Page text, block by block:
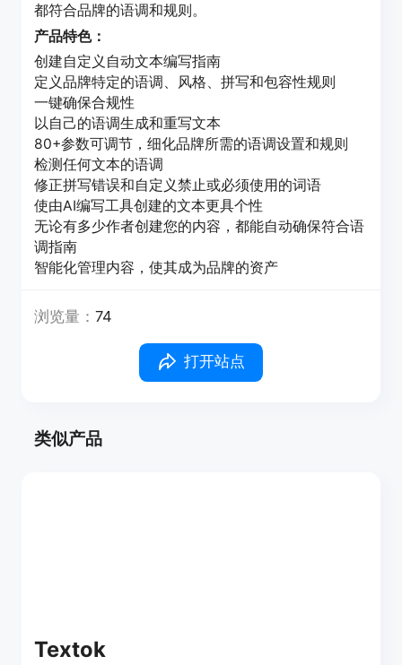
都符合品牌的语调和规则。
产品特色：
创建自定义自动文本编写指南
定义品牌特定的语调、风格、拼写和包容性规则
一键确保合规性
以自己的语调生成和重写文本
80+参数可调节，细化品牌所需的语调设置和规则
检测任何文本的语调
修正拼写错误和自定义禁止或必须使用的词语
使由AI编写工具创建的文本更具个性
无论有多少作者创建您的内容，都能自动确保符合语
调指南
智能化管理内容，使其成为品牌的资产
浏览量：74
打开站点
类似产品
Textok